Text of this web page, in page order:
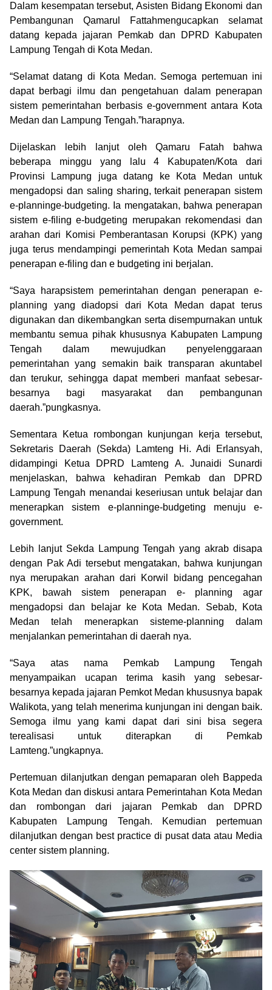
Dalam kesempatan tersebut, Asisten Bidang Ekonomi dan
Pembangunan Qamarul Fattahmengucapkan selamat
datang kepada jajaran Pemkab dan DPRD Kabupaten
Lampung Tengah di Kota Medan.
“Selamat datang di Kota Medan. Semoga pertemuan ini
dapat berbagi ilmu dan pengetahuan dalam penerapan
sistem pemerintahan berbasis e-government antara Kota
Medan dan Lampung Tengah.”harapnya.
Dijelaskan lebih lanjut oleh Qamaru Fatah bahwa
beberapa minggu yang lalu 4 Kabupaten/Kota dari
Provinsi Lampung juga datang ke Kota Medan untuk
mengadopsi dan saling sharing, terkait penerapan sistem
e-planninge-budgeting. Ia mengatakan, bahwa penerapan
sistem e-filing e-budgeting merupakan rekomendasi dan
arahan dari Komisi Pemberantasan Korupsi (KPK) yang
juga terus mendampingi pemerintah Kota Medan sampai
penerapan e-filing dan e budgeting ini berjalan.
“Saya harapsistem pemerintahan dengan penerapan e-
planning yang diadopsi dari Kota Medan dapat terus
digunakan dan dikembangkan serta disempurnakan untuk
membantu semua pihak khususnya Kabupaten Lampung
Tengah dalam mewujudkan penyelenggaraan
pemerintahan yang semakin baik transparan akuntabel
dan terukur, sehingga dapat memberi manfaat sebesar-
besarnya bagi masyarakat dan pembangunan
daerah.”pungkasnya.
Sementara Ketua rombongan kunjungan kerja tersebut,
Sekretaris Daerah (Sekda) Lamteng Hi. Adi Erlansyah,
didampingi Ketua DPRD Lamteng A. Junaidi Sunardi
menjelaskan, bahwa kehadiran Pemkab dan DPRD
Lampung Tengah menandai keseriusan untuk belajar dan
menerapkan sistem e-planninge-budgeting menuju e-
government.
Lebih lanjut Sekda Lampung Tengah yang akrab disapa
dengan Pak Adi tersebut mengatakan, bahwa kunjungan
nya merupakan arahan dari Korwil bidang pencegahan
KPK, bawah sistem penerapan e- planning agar
mengadopsi dan belajar ke Kota Medan. Sebab, Kota
Medan telah menerapkan sisteme-planning dalam
menjalankan pemerintahan di daerah nya.
“Saya atas nama Pemkab Lampung Tengah
menyampaikan ucapan terima kasih yang sebesar-
besarnya kepada jajaran Pemkot Medan khususnya bapak
Walikota, yang telah menerima kunjungan ini dengan baik.
Semoga ilmu yang kami dapat dari sini bisa segera
terealisasi untuk diterapkan di Pemkab
Lamteng.”ungkapnya.
Pertemuan dilanjutkan dengan pemaparan oleh Bappeda
Kota Medan dan diskusi antara Pemerintahan Kota Medan
dan rombongan dari jajaran Pemkab dan DPRD
Kabupaten Lampung Tengah. Kemudian pertemuan
dilanjutkan dengan best practice di pusat data atau Media
center sistem planning.